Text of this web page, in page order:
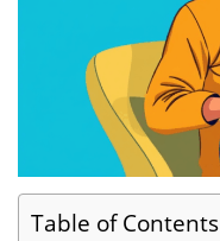
Table of Contents